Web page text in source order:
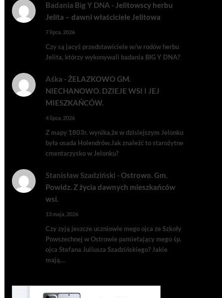
Badania Big Y DNA - Jelitowscy herbu
Jelita – dawni właściciele Jelitowa
7 lipca, 2026
Czy są jacyś przedstawiciele w/w rodów herbu
Jelita, którzy wykonywali badania BIG Y DNA?
Aśka - ŻELAZKOWO GM.
NIECHANOWO. DZIEJE WSI I JEJ
MIESZKAŃCÓW.
4 lipca, 2026
Z mapy 1803r. wynika,że w dzisiejszym Jelonku
była osada Holendrów.Jak znaleźć to starożytne
cmentarzysko w Jelonku?
Stanisław Szadziński -Ostrowo. Gm.
Powidz. Z życia dawnych mieszkańców
wsi.
13 maja, 2026
Czy zyją jeszcze uczniowie mego ojca ze Szkoły
Powszechnej w Ostrowie pamietający mego śp.
ojca Stefana Juliusza Szadzińskiego? Jakie
mają…